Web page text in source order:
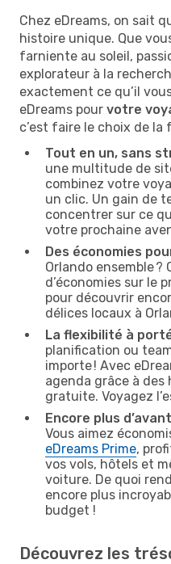
Chez eDreams, on sait
histoire unique. Que
farniente au soleil,
explorateur à la
exactement ce qu’il
eDreams pour votre
c’est faire le choix de
Tout en un, sans
une multitude de
combinez votre
un clic. Un gain de
concentrer sur ce
votre prochaine
Des économies
Orlando ensemble ?
d’économies sur le
pour découvrir
délices locaux à
La flexibilité à
planification ou
importe ! Avec
agenda grâce à
gratuite. Voyagez
Encore plus
Vous aimez
eDreams Prime,
vos vols, hôtels et
voiture. De quoi
encore plus
budget !
Découvrez les